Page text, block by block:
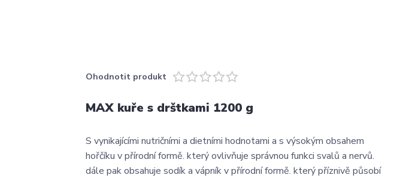
Ohodnotit produkt
MAX kuře s drštkami 1200 g
S vynikajícími nutričními a dietními hodnotami a s výsokým obsahem
hořčíku v přírodní formě. který ovlivňuje správnou funkci svalů a nervů.
dále pak obsahuje sodík a vápník v přírodní formě. který příznivě působí